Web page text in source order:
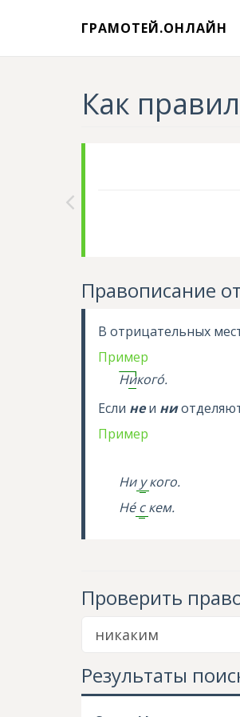
ГРАМОТЕЙ.ОНЛАЙН
Как
Правописание
В отрицательных
Пример
Никого.
Если неи ни
Пример
Ни у кого.
Не с кем.
Проверить
Результаты